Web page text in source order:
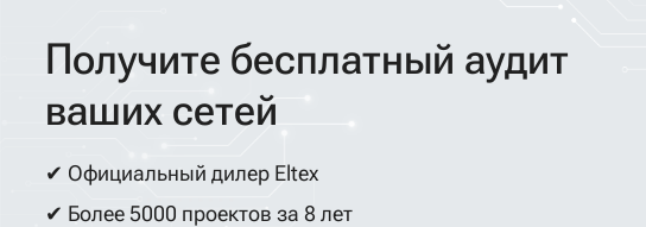
Получите бесплатный аудит
ваших сетей
✔ Официальный дилер Eltex
✔ Более 5000 проектов за 8 лет